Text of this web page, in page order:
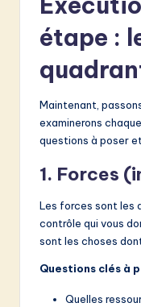
étape :
Maintenant,
examinerons
questions à poser
1. Forces
Les forces sont les
contrôle qui vous
sont les choses
Questions clés à
Quelles